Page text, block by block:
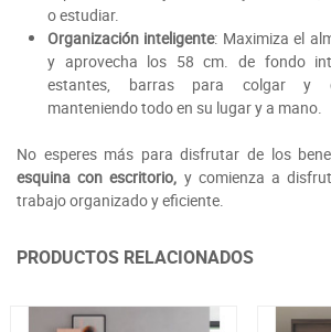
o estudiar.
Organización inteligente: Maximiza el
y aprovecha los 58 cm. de fondo
estantes, barras para colgar y
manteniendo todo en su lugar y a mano.
No esperes más para disfrutar de los
esquina con escritorio, y comienza a
trabajo organizado y eficiente.
PRODUCTOS RELACIONADOS